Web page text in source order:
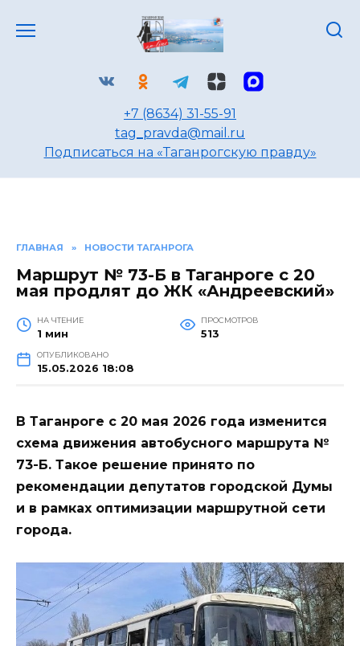
+7 (8634) 31-55-91
tag_pravda@mail.ru
Подписаться на «Таганрогскую правду»
ГЛАВНАЯ » НОВОСТИ ТАГАНРОГА
Маршрут № 73-Б в Таганроге с 20
мая продлят до ЖК «Андреевский»
НА ЧТЕНИЕ
1 мин
ПРОСМОТРОВ
513
ОПУБЛИКОВАНО
15.05.2026 18:08
В Таганроге с 20 мая 2026 года изменится
схема движения автобусного маршрута №
73-Б. Такое решение принято по
рекомендации депутатов городской Думы
и в рамках оптимизации маршрутной сети
города.